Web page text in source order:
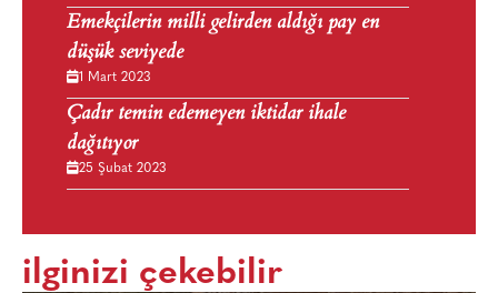
Emekçilerin milli gelirden aldığı pay en
düşük seviyede
1 Mart 2023
Çadır temin edemeyen iktidar ihale
dağıtıyor
25 Şubat 2023
ilginizi çekebilir